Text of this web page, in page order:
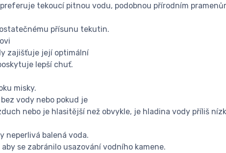
tekoucí pitnou vodu, podobnou přírodním
přísunu tekutin.
zajišťuje její optimální
lepší chuť.
misky.
vody nebo pokud je
nebo je hlasitější než obvykle, je hladina vody příliš
neperlivá balená voda.
se zabránilo usazování vodního kamene.